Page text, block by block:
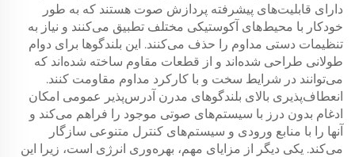
دارای قابلیت‌های پیشرفته پردازش صوت هستند که به طور
خودکار با محیط‌های آکوستیکی مختلف تطبیق می‌کنند و نیاز به
تنظیمات دستی مداوم را حذف می‌کنند. این بلندگوها برای دوام
طولانی طراحی شده‌اند و از قطعات مقاوم ساخته شده‌اند که
می‌توانند در شرایط سخت و با کارکرد مداوم مقاومت کنند.
انعطاف‌پذیری بالای بلندگوهای مدرن آدرس‌پذیر عمومی امکان
ادغام بدون درز با سیستم‌های صوتی موجود را فراهم می‌کند و
آنها را با منابع ورودی و سیستم‌های کنترل متنوعی سازگار
می‌کند. یکی دیگر از مزایای مهم، بهره‌وری انرژی است، زیرا این